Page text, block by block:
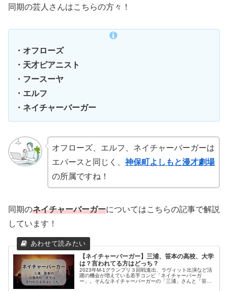
同期の芸人さんはこちらの方々！
・オフローズ
・天才ピアニスト
・フースーヤ
・エルフ
・ネイチャーバーガー
オフローズ、エルフ、ネイチャーバーガーは
エバースと同じく、 神保町よしもと漫才劇場
の所属ですね！
同期のネイチャーバーガーについてはこちらの記事で解説
しています！
【ネイチャーバーガー】三浦、笹本の高校、大学
は？言われてる方はどっち？
2023年M-1グランプリ３回戦進出、ラヴィット出演など活
躍の機会が増えている若手コンビ「ネイチャーバーガ
ー」。そんなネイチャーバーガーの「三浦」さんと「笹